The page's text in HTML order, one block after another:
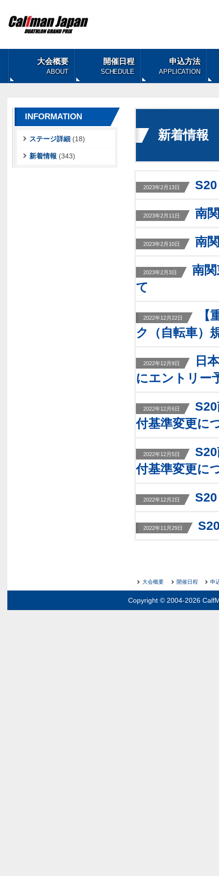
大会概要
ABOUT
開催日程
SCHEDULE
申込方法
APPLICATION
新着情報
2023年2月13日
2023年2月11日 南
2023年2月10日 南
2023年2月3日
南
て
2022年12月22日
ク（自転車）
2022年12月9日
日
にエントリー
2022年12月6日
付基準変更に
2022年12月5日
付基準変更に
2022年12月2日
2022年11月29日
INFORMATION
ステージ詳細 (18)
新着情報 (343)
大会概要 開催日程 申
Copyright © 2004-2026